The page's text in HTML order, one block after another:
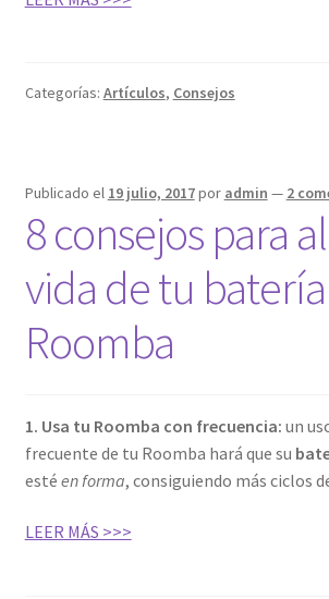
Categorías: Artículos, Consejos
Publicado el 19 julio, 2017por admin — 2
8 consejos para
vida de tu batería
Roomba
1. Usa tu Roomba con frecuencia: un
frecuente de tu Roomba hará que su
esté en forma, consiguiendo más ciclos
LEER MÁS >>>